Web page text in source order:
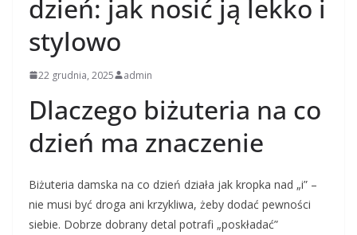
dzień: jak nosić ją lekko i
stylowo
22 grudnia, 2025 admin
Dlaczego biżuteria na co
dzień ma znaczenie
Biżuteria damska na co dzień działa jak kropka nad „i” –
nie musi być droga ani krzykliwa, żeby dodać pewności
siebie. Dobrze dobrany detal potrafi „poskładać”